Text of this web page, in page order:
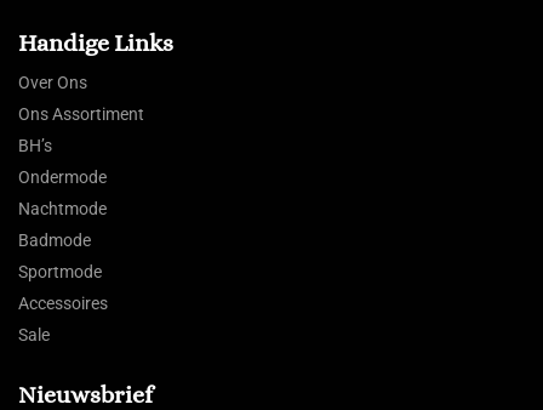
Handige Links
Over Ons
Ons Assortiment
BH’s
Ondermode
Nachtmode
Badmode
Sportmode
Accessoires
Sale
Nieuwsbrief